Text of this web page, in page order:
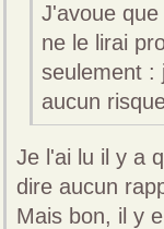
J'avoue
ne le lirai
seulement :
aucun
Je l'ai lu il y a
dire aucun
Mais bon, il y